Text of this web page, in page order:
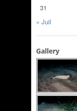
31
« Juil
Gallery